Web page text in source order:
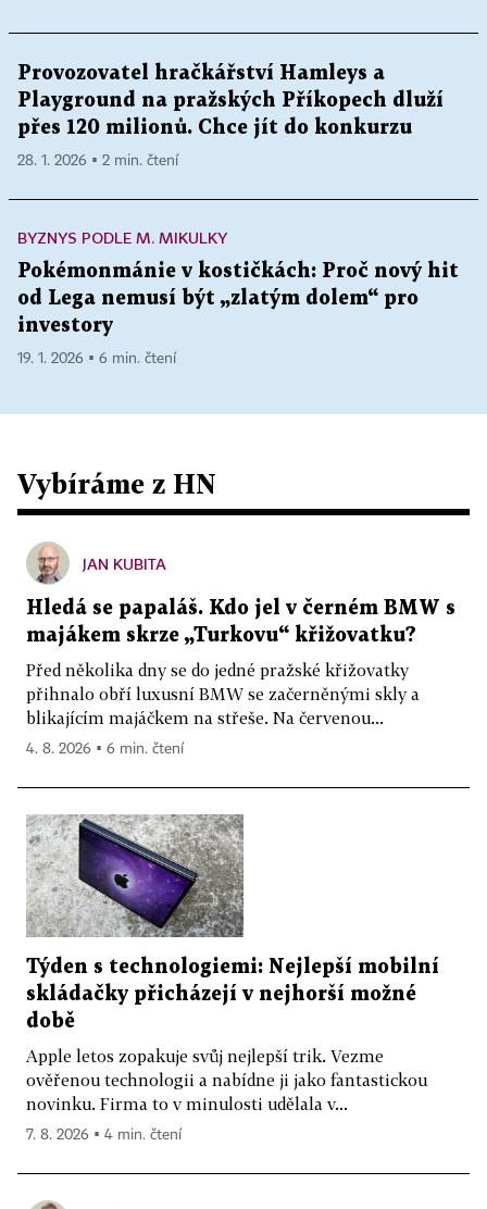
Provozovatel hračkářství Hamleys a
Playground na pražských Příkopech dluží
přes 120 milionů. Chce jít do konkurzu
28. 1. 2026 ▪ 2 min. čtení
BYZNYS PODLE M. MIKULKY
Pokémonmánie v kostičkách: Proč nový hit
od Lega nemusí být „zlatým dolem“ pro
investory
19. 1. 2026 ▪ 6 min. čtení
Vybíráme z HN
JAN KUBITA
Hledá se papaláš. Kdo jel v černém BMW s
majákem skrze „Turkovu“ křižovatku?
Před několika dny se do jedné pražské křižovatky
přihnalo obří luxusní BMW se začerněnými skly a
blikajícím majáčkem na střeše. Na červenou...
4. 8. 2026 ▪ 6 min. čtení
Týden s technologiemi: Nejlepší mobilní
skládačky přicházejí v nejhorší možné
době
Apple letos zopakuje svůj nejlepší trik. Vezme
ověřenou technologii a nabídne ji jako fantastickou
novinku. Firma to v minulosti udělala v...
7. 8. 2026 ▪ 4 min. čtení